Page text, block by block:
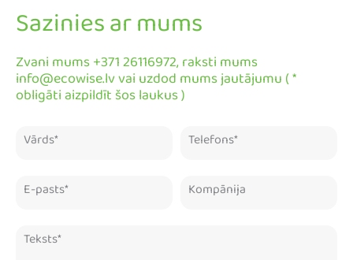
Sazinies ar mums
Zvani mums +371 26116972, raksti mums
info@ecowise.lv vai uzdod mums jautājumu ( *
obligāti aizpildīt šos laukus )